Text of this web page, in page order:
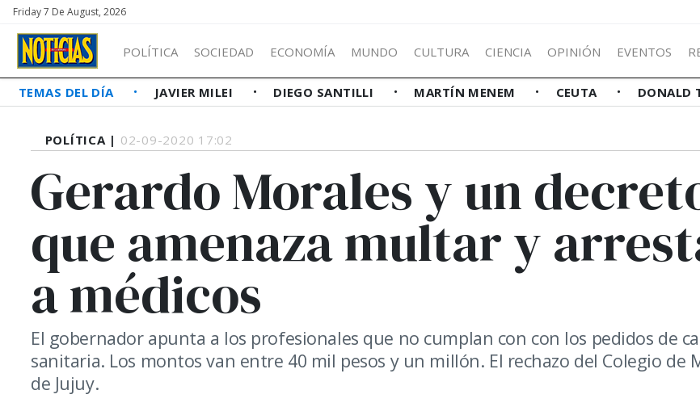
Friday 7 De August, 2026
POLÍTICA SOCIEDAD ECONOMÍA MUNDO CULTURA CIENCIA OPINIÓN EVENTOS
TEMAS DEL DÍA JAVIER MILEI DIEGO SANTILLI MARTÍN MENEM CEUTA DONALD
POLÍTICA | 02-09-2020 17:02
Gerardo Morales y un
que amenaza multar y
a médicos
El gobernador apunta a los profesionales que no cumplan con con los pedidos de
sanitaria. Los montos van entre 40 mil pesos y un millón. El rechazo del Colegio de
de Jujuy.